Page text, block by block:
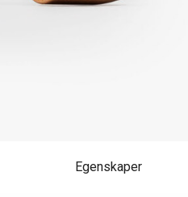
Egenskaper